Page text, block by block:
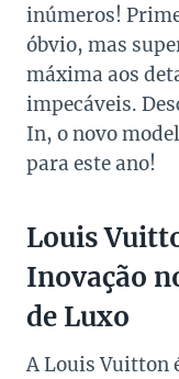
inúmeros!
óbvio, mas
máxima aos
impecáveis.
In, o novo
para este ano!
Louis
Inovação
de Luxo
A Louis Vuitton